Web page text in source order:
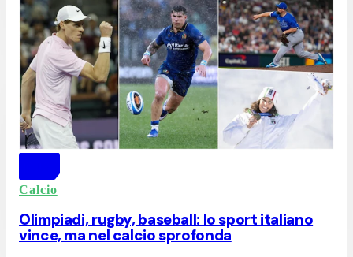
Calcio
Olimpiadi, rugby, baseball: lo sport italiano
vince, ma nel calcio sprofonda